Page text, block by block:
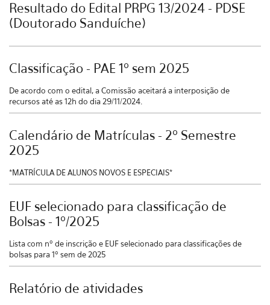
Resultado do Edital PRPG 13/2024 - PDSE
(Doutorado Sanduíche)
Classificação - PAE 1º sem 2025
De acordo com o edital, a Comissão aceitará a interposição de
recursos até as 12h do dia 29/11/2024.
Calendário de Matrículas - 2º Semestre
2025
*MATRÍCULA DE ALUNOS NOVOS E ESPECIAIS*
EUF selecionado para classificação de
Bolsas - 1º/2025
Lista com nº de inscrição e EUF selecionado para classificações de
bolsas para 1º sem de 2025
Relatório de atividades